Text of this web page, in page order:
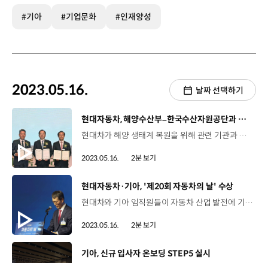
#기아 #기업문화 #인재양성
2023.05.16. 날짜 선택하기
[동영상]
현대자동차, 해양수산부–한국수산자원공단과 해조류 블루카본 개발 협력 MOU
현대차가 해양 생태계 복원을 위해 관련 기관과 손을 잡았습니다. 바다식목일이었던 지난 10일, 해양수산부, 한국수산자원공단과 '해조류 블루카본 개발 협력을 위한 업무 협약'을 체결한 건데요. 현대차는 해초나 갯벌 등 해양생태계가 흡수하는 탄소인 '블루카본'이 국제사회에서 공식적인 탄소흡수원으로 인정받을 수 있도록 탄소 저감 효과 연구와 관련 방법론 개발 등을 지원할 예정입니다. 또한 바다 사막화가 진행돼 생태계 훼손이 심한 국내 연안 지역을 선정해 해조류 식재 활동을 펼치며 바다숲 조성도 이어갈 계획인데요. 특히 이번 협약에 함께한 한국수산자원공단이 현재까지 총 228개소, 약 292k㎡의 바다숲 조성 경험이 있어 더 큰 시너지 효과를 기대하고 있습니다. 지난 2021년부터 '2045 탄소중립 목표'를 공개하고 차량 전동화 전환 가속화와 사업장 재생에너지 적용 확대 등 기후변화에 적극적으로 대응하기 위해 다양한 노력을 이어가고 있는 현대차! 앞으로도 현대차는 전문기관과의 협력을 통해 지속 가능한 지구 환경 구축에 동참해 나갈 예정입니다.
2023.05.16. 2분 보기
[동영상]
현대자동차·기아, '제20회 자동차의 날' 수상
현대차와 기아 임직원들이 자동차 산업 발전에 기여한 공로를 인정받았습니다. 바로 지난 11일에 열린 '제20회 자동차의 날' 기념행사에서 총 7명이 수상한 건데요. 1995년 5월 12일, 자동차 수출 천만 대 달성을 계기로 2004년부터 지정해 기념해 오고 있는 ‘자동차의 날’! 올해 시상식에서는 기아 최준영 부사장이 은탑산업훈장을 받았습니다. 지난해 자동차 반도체 수급이 어려운 상황에서도 전년 대비 5.3% 증가한 147만 대를 국내에서 생산하고, 또 전기차 전용 혁신공장을 추진하는 등의 공로를 인정받은 겁니다. 또한 현대차 차량제어전략실장 김치경 상무에게는 대통령 표창이, 현대차 EV혁신사업부장 송복구 상무와 기아 전동화생기센터장 오준동 상무 외 3명에게는 산업부장관 표창이 수여됐는데요. 지난 100여 간의 근간을 뒤흔드는 대변혁기를 맞이하고 있는 자동차 산업. 현대차·기아는 자동차 산업의 패러다임 변화에 적극적으로 대응해 나가며 미래 경쟁력을 강화하기 위해 최선을 다할 예정입니다.
2023.05.16. 2분 보기
[동영상]
기아, 신규 입사자 온보딩 STEP5 실시